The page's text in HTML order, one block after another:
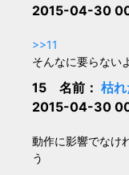
2015-04-30
>>11
そんなに要らない
15 名前： 枯
2015-04-30
動作に影響でなけ
う